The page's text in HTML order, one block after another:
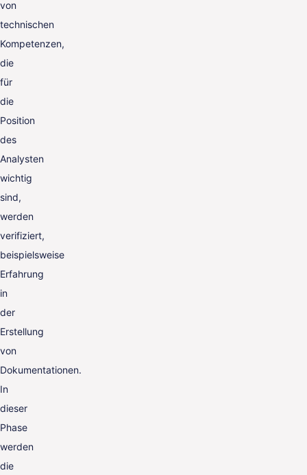
von
technischen
Kompetenzen,
die
für
die
Position
des
Analysten
wichtig
sind,
werden
verifiziert,
beispielsweise
Erfahrung
in
der
Erstellung
von
Dokumentationen.
In
dieser
Phase
werden
die